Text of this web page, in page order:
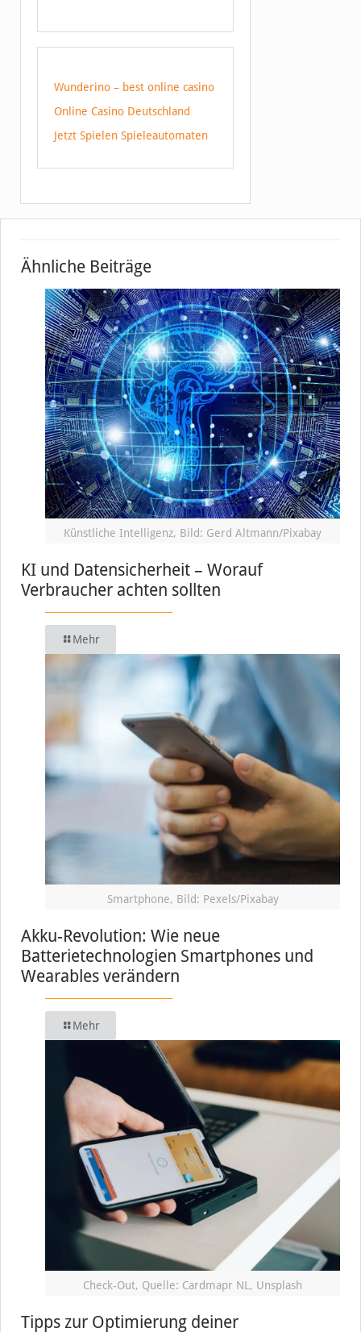
Wunderino – best online casino
Online Casino Deutschland
Jetzt Spielen Spieleautomaten
Ähnliche Beiträge
Künstliche Intelligenz, Bild: Gerd Altmann/Pixabay
KI und Datensicherheit – Worauf
Verbraucher achten sollten
Mehr
Smartphone, Bild: Pexels/Pixabay
Akku-Revolution: Wie neue
Batterietechnologien Smartphones und
Wearables verändern
Mehr
Check-Out, Quelle: Cardmapr NL, Unsplash
Tipps zur Optimierung deiner